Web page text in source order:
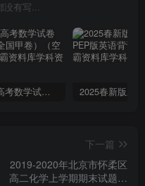
没有写...
2024年高考数学试卷（文）（全国甲卷）（空白卷）
下一篇
2019-2020年北京市怀柔区
高二化学上学期期末试题及